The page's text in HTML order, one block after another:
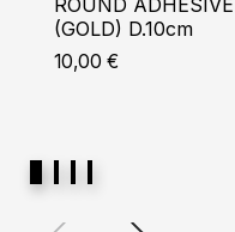
ROUND
(GOLD) D.10cm
10,00 €